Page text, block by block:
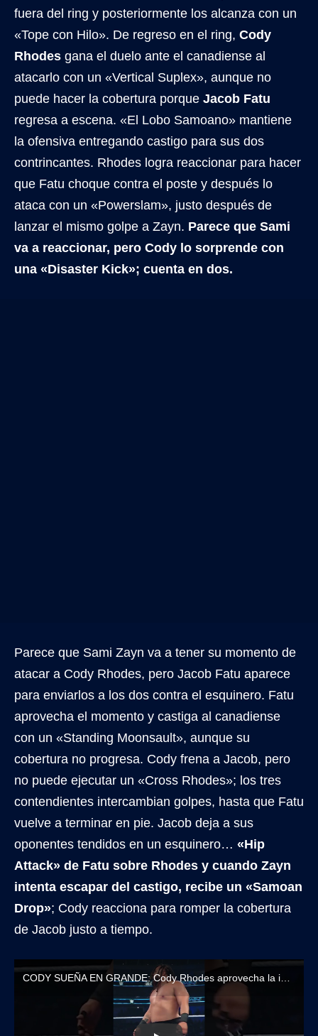
fuera del ring y posteriormente los alcanza con un
«Tope con Hilo». De regreso en el ring, Cody
Rhodes gana el duelo ante el canadiense al
atacarlo con un «Vertical Suplex», aunque no
puede hacer la cobertura porque Jacob Fatu
regresa a escena. «El Lobo Samoano» mantiene
la ofensiva entregando castigo para sus dos
contrincantes. Rhodes logra reaccionar para hacer
que Fatu choque contra el poste y después lo
ataca con un «Powerslam», justo después de
lanzar el mismo golpe a Zayn. Parece que Sami
va a reaccionar, pero Cody lo sorprende con
una «Disaster Kick»; cuenta en dos.
Parece que Sami Zayn va a tener su momento de
atacar a Cody Rhodes, pero Jacob Fatu aparece
para enviarlos a los dos contra el esquinero. Fatu
aprovecha el momento y castiga al canadiense
con un «Standing Moonsault», aunque su
cobertura no progresa. Cody frena a Jacob, pero
no puede ejecutar un «Cross Rhodes»; los tres
contendientes intercambian golpes, hasta que Fatu
vuelve a terminar en pie. Jacob deja a sus
oponentes tendidos en un esquinero… «Hip
Attack» de Fatu sobre Rhodes y cuando Zayn
intenta escapar del castigo, recibe un «Samoan
Drop»; Cody reacciona para romper la cobertura
de Jacob justo a tiempo.